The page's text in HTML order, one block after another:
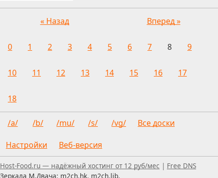
« Назад Вперед »
0 1 2 3 4 5 6 7 8 9
10 11 12 13 14 15 16 17
18
/a/ /b/ /mu/ /s/ /vg/ Все доски
Настройки
Веб-версия
Пользуетесь скринридером — пишите, что можно
Host-Food.ru — надёжный хостинг от 12 руб/мес | Free DNS
Зеркала М.Двача: m2ch.hk, m2ch.lib,